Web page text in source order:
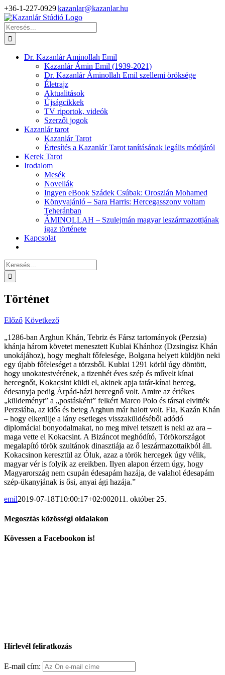
Kihagyás
+36-1-227-0929|kazanlar@kazanlar.hu
Facebook
YouTube
Keresés...
Dr. Kazanlár Aminollah Emil
Kazanlár Ámin Emil (1939-2021)
Dr. Kazanlár Áminollah Emil szellemi öröksége
Életrajz
Aktualitások
Újságcikkek
TV riportok, videók
Szerzői jogok
Kazanlár tarot
Kazanlár Tarot
Értesítés a Kazanlár Tarot tanításának legális módjáról
Kerek Tarot
Irodalom
Mesék
Novellák
Ingyen eBook Szádek Csúbak: Oroszlán Mohamed
Könyvajánló – Sara Harris: Hercegasszony voltam
Teheránban
ÁMINOLLAH – Szulejmán magyar leszármazottjának
igaz története
Kapcsolat
Keresés...
Történet
Előző Következő
„1286-ban Arghun Khán, Tebriz és Fársz tartományok (Perzsia)
khánja három követet menesztett Kublai Khánhoz (Dzsingisz Khán
unokájához), hogy meghalt főfelesége, Bolgana helyett küldjön neki
egy újabb főfeleséget a törzsből. Kublai 1291 körül úgy döntött,
hogy unokatestvérének, a tizenhét éves szép és művelt kínai
hercegnőt, Kokacsint küldi el, akinek apja tatár-kínai herceg,
édesanyja pedig Árpád-házi hercegnő volt. Amire az értékes
„küldeményt” a „postásként” felkért Marco Polo és társai elvitték
Perzsiába, az idős és beteg Arghun már halott volt. Fia, Kazán Khán
– hogy elkerülje a lány esetleges visszaküldéséből adódó
diplomáciai bonyodalmakat, no meg mivel tetszett is neki az ara –
maga vette el Kokacsint. A Bizáncot meghódító, Törökországot
megalapító török szultánok dinasztiája az ő leszármazottaikból áll.
Kokacsinon keresztül az Óluk, azaz a török hercegek úgy vélik,
magyar vér is folyik az ereikben. Ilyen alapon érzem úgy, hogy
Magyarország nem csupán édesapám hazája, de valahol édesapám
szép-ükanyjának is ősi, anyai ági hazája.”
emil2019-07-18T10:00:17+02:002011. október 25.|
Megosztás közösségi oldalakon
Facebook
X
Reddit
LinkedIn
WhatsApp
Tumblr
Pinterest
Vk
Email:
Kövessen a Facebookon is!
Hírlevél feliratkozás
E-mail cím: